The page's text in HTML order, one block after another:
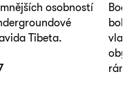
osobností
Tibeta.